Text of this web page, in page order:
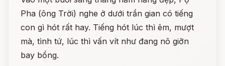
Pha (ông Trời) nghe ở dưới trần gian có tiếng
con gì hót rất hay. Tiếng hót lúc thì êm, mượt
mà, tình tứ, lúc thì vấn vít như đang nô giỡn
bay bổng.